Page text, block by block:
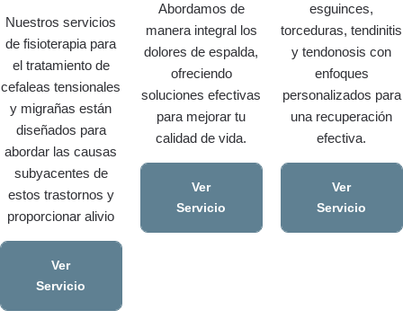
Nuestros servicios
de fisioterapia para
el tratamiento de
cefaleas tensionales
y migrañas están
diseñados para
abordar las causas
subyacentes de
estos trastornos y
proporcionar alivio
Ver
Servicio
Abordamos de
manera integral los
dolores de espalda,
ofreciendo
soluciones efectivas
para mejorar tu
calidad de vida.
Ver
Servicio
esguinces,
torceduras, tendinitis
y tendonosis con
enfoques
personalizados para
una recuperación
efectiva.
Ver
Servicio